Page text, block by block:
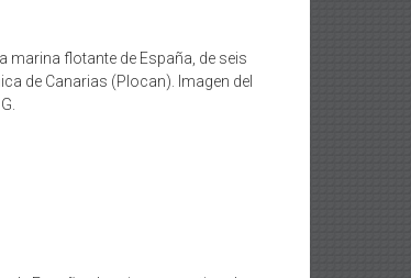
marina flotante de España, de seis
de Canarias (Plocan). Imagen del